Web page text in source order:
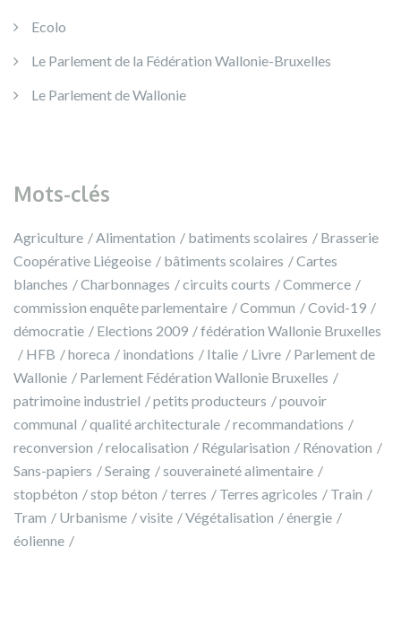
Ecolo
Le Parlement de la Fédération Wallonie-Bruxelles
Le Parlement de Wallonie
Mots-clés
Agriculture Alimentation batiments scolaires
Brasserie
Coopérative Liégeoise
bâtiments scolaires
Cartes
blanches
Charbonnages circuits courts
Commerce
commission enquête parlementaire
Commun
Covid-19
démocratie
Elections 2009
fédération Wallonie Bruxelles
HFB
horeca inondations Italie Livre
Parlement de
Wallonie
Parlement Fédération Wallonie Bruxelles
patrimoine industriel
petits producteurs
pouvoir
communal
qualité architecturale
recommandations
reconversion
relocalisation Régularisation
Rénovation
Sans-papiers
Seraing
souveraineté alimentaire
stopbéton
stop béton terres Terres agricoles
Train
Tram
Urbanisme visite Végétalisation
énergie
éolienne